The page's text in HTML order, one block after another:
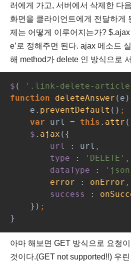
러에게 가고, 서버에서 삭제한 다
화면을 클라이언트에게 전달하게
제는 어떻게 이루어지는가?
e’로 정해주면 된다. ajax 메소드
해 method가 delete 인 방식으로
$ ( '.link-delete-
function deleteAnswer
    e.
preventDefault () ;
var url = this . attr (
$ . ajax ({
url
: url ,
type
: 'DELETE' ,
dataType
:
error
: onError ,
success
:
    })
;
}
아마 해보면 GET 방식으로 요청
것이다.(GET not supported!!) 우